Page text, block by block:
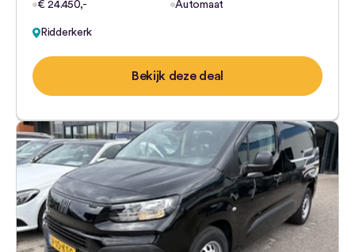
€ 24.450,-
Automaat
Ridderkerk
Bekijk deze deal